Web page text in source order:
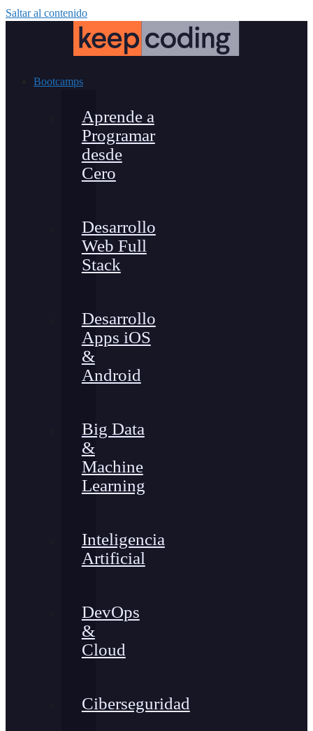
Saltar al contenido
Bootcamps
Aprende a
Programar
desde
Cero
Desarrollo
Web Full
Stack
Desarrollo
Apps iOS
&
Android
Big Data
&
Machine
Learning
Inteligencia
Artificial
DevOps
&
Cloud
Ciberseguridad